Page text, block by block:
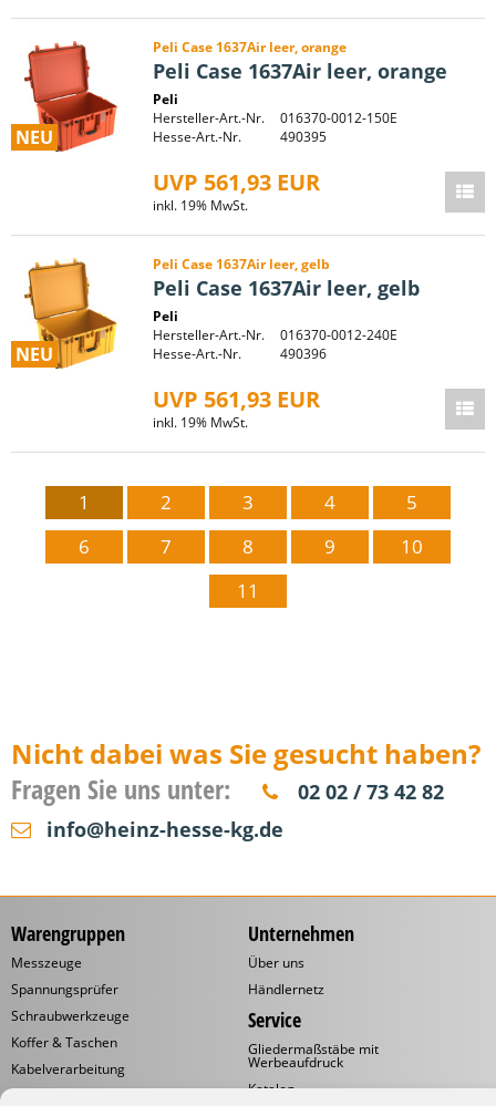
NEU
Peli Case 1637Air leer, orange
Peli Case 1637Air leer, orange
Peli
Hersteller-Art.-Nr.
016370-0012-150E
Hesse-Art.-Nr.
490395
UVP 561,93 EUR
inkl. 19% MwSt.
NEU
Peli Case 1637Air leer, gelb
Peli Case 1637Air leer, gelb
Peli
Hersteller-Art.-Nr.
016370-0012-240E
Hesse-Art.-Nr.
490396
UVP 561,93 EUR
inkl. 19% MwSt.
1 2 3 4
5
6
7 8 9
10
11
Nicht dabei was Sie gesucht haben?
Fragen Sie uns unter:
02 02 / 73 42 82
info@heinz-hesse-kg.de
Warengruppen
Messzeuge
Spannungsprüfer
Schraubwerkzeuge
Koffer & Taschen
Kabelverarbeitung
Unternehmen
Über uns
Händlernetz
Service
Gliedermaßstäbe mit
Werbeaufdruck
Katalog